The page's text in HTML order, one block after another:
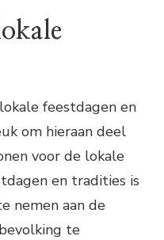
feestdagen en
om hieraan deel
voor de lokale
en tradities is
nemen aan de
te